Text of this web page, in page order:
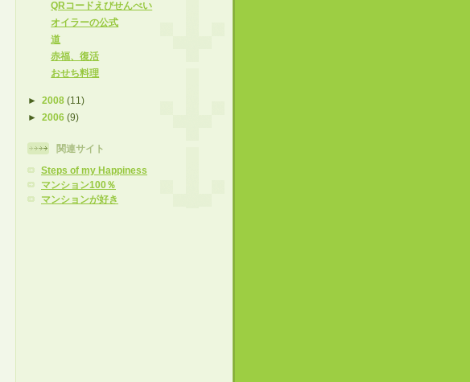
QRコードえびせんべい
オイラーの公式
道
赤福、復活
おせち料理
► 2008 (11)
► 2006 (9)
関連サイト
Steps of my Happiness
マンション100％
マンションが好き